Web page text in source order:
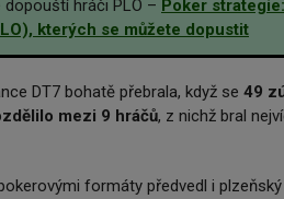
hráči PLO – Poker
kterých se můžete dopustit
DT7 bohatě přebrala, když se 49
mezi 9 hráčů, z nichž bral
formáty předvedl i